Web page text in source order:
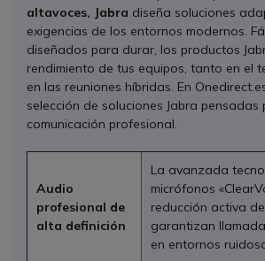
altavoces, Jabra diseña soluciones
exigencias de los entornos modernos.
diseñados para durar, los productos
rendimiento de tus equipos, tanto en el
en las reuniones híbridas. En
selección de soluciones Jabra pensadas
comunicación profesional.
Audio
profesional de
alta definición
La avanzada
micrófonos
reducción activa
garantizan
en entornos